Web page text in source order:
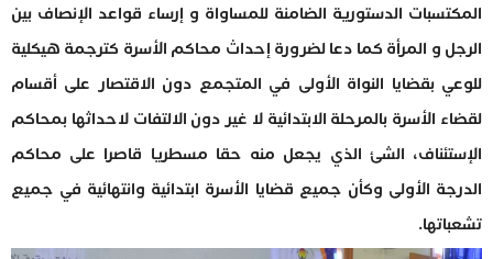
المكتسبات الدستورية الضامنة للمساواة و إرساء قواعد الإنصاف بين
الرجل و المرأة كما دعا لضرورة إحداث محاكم الأسرة كترجمة هيكلية
للوعي بقضايا النواة الأولى في المتجمع دون الاقتصار على أقسام
لقضاء الأسرة بالمرحلة الابتدائية لا غير دون الالتفات لاحداثها بمحاكم
الإستئناف، الشئ الذي يجعل منه حقا مسطريا قاصرا على محاكم
الدرجة الأولى وكأن جميع قضايا الأسرة ابتدائية وانتهائية في جميع
تشعباتها.